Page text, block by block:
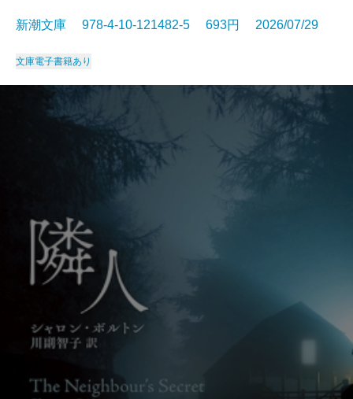
新潮文庫 978-4-10-121482-5 693円 2026/07/29
文庫電子書籍あり